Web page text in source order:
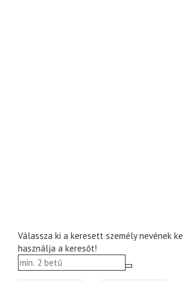
Válassza ki a keresett személy nevének
használja a keresőt!